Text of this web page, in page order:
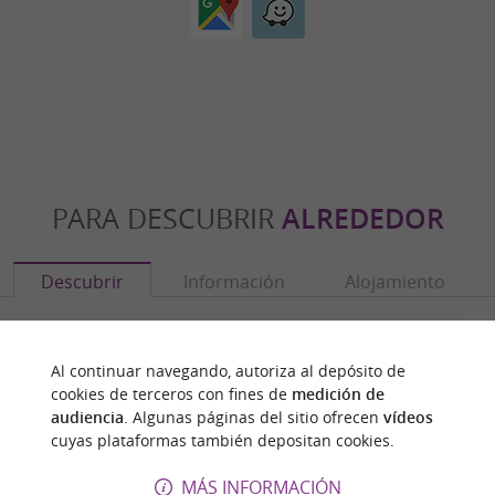
PARA DESCUBRIR ALREDEDOR
Descubrir Información Alojamiento
Al continuar navegando, autoriza al depósito de
cookies de terceros con fines de medición de
audiencia. Algunas páginas del sitio ofrecen vídeos
cuyas plataformas también depositan cookies.
MÁS INFORMACIÓN